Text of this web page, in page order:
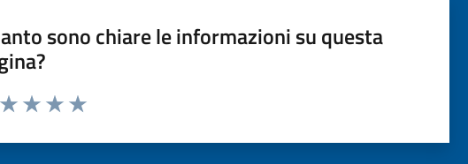
sono chiare le informazioni su questa
da 1 a 5 stelle la pagina